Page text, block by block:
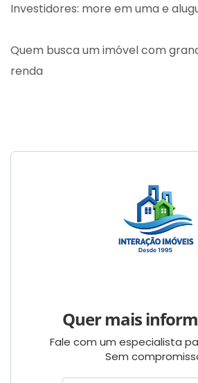
Investidores: more em uma e
Quem busca um imóvel com
renda
Quer mais
Fale com um especialista
Sem